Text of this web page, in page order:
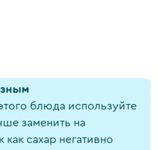
блюда используйте
заменить на
как сахар негативно